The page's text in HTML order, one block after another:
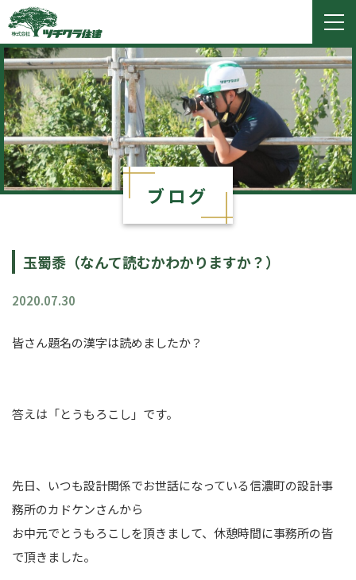
ブログ
玉蜀黍（なんて読むかわかりますか？）
2020.07.30
皆さん題名の漢字は読めましたか？
答えは「とうもろこし」です。
先日、いつも設計関係でお世話になっている信濃町の設計事
務所のカドケンさんから
お中元でとうもろこしを頂きまして、休憩時間に事務所の皆
で頂きました。